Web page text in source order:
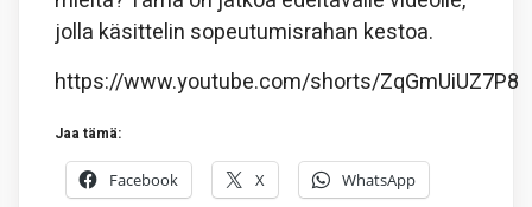
jolla käsittelin sopeutumisrahan kestoa.
https://www.youtube.com/shorts/ZqGmUiUZ7P8
Jaa tämä:
Facebook X WhatsApp